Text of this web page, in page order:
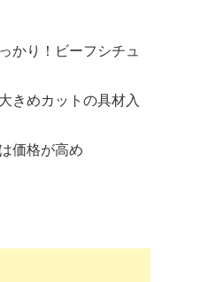
かり！ビーフシチュ
きめカットの具材入
価格が高め